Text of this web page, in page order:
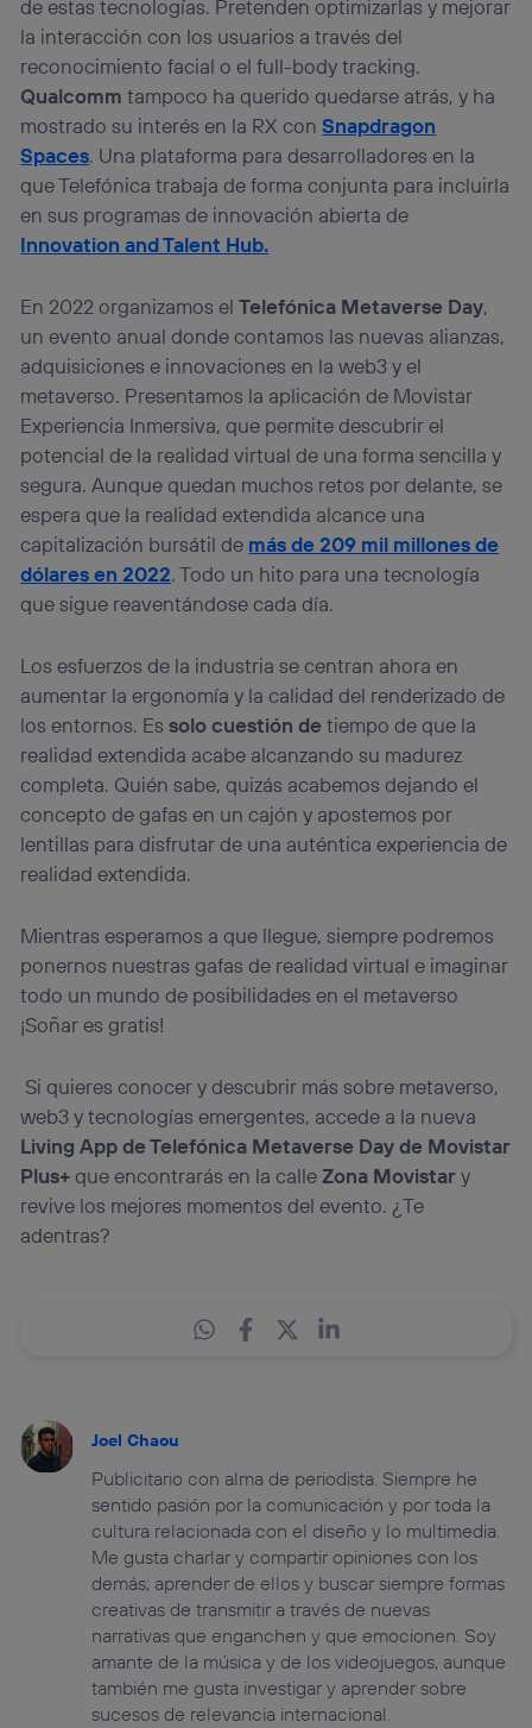
de estas tecnologías. Pretenden optimizarlas y mejorar
la interacción con los usuarios a través del
reconocimiento facial o el full-body tracking.
Qualcomm tampoco ha querido quedarse atrás, y ha
mostrado su interés en la RX conSnapdragon
Spaces. Una plataforma para desarrolladores en la
que Telefónica trabaja de forma conjunta para incluirla
en sus programas de innovación abierta de
Innovation and Talent Hub.
En 2022 organizamos elTelefónica Metaverse Day,
un evento anual donde contamos las nuevas alianzas,
adquisiciones e innovaciones en la web3 y el
metaverso. Presentamos la aplicación de Movistar
Experiencia Inmersiva, que permite descubrir el
potencial de la realidad virtual de una forma sencilla y
segura. Aunque quedan muchos retos por delante, se
espera que la realidad extendida alcance una
capitalización bursátil de más de 209 mil millones de
dólares en 2022. Todo un hito para una tecnología
que sigue reaventándose cada día.
Los esfuerzos de la industria se centran ahora en
aumentar la ergonomía y la calidad del renderizado de
los entornos. Es solo cuestión detiempo de que la
realidad extendida acabe alcanzando su madurez
completa. Quién sabe, quizás acabemos dejando el
concepto de gafas en un cajón y apostemos por
lentillas para disfrutar de una auténtica experiencia de
realidad extendida.
Mientras esperamos a que llegue, siempre podremos
ponernos nuestras gafas de realidad virtual e imaginar
todo un mundo de posibilidades en el metaverso
¡Soñar es gratis!
Si quieres conocer y descubrir más sobre metaverso,
web3 y tecnologías emergentes, accede a la nueva
Living App de Telefónica Metaverse Day de Movistar
Plus+que encontrarás en la calleZona Movistary
revive los mejores momentos del evento. ¿Te
adentras?
Joel Chaou
Publicitario con alma de periodista. Siempre he
sentido pasión por la comunicación y por toda la
cultura relacionada con el diseño y lo multimedia.
Me gusta charlar y compartir opiniones con los
demás; aprender de ellos y buscar siempre formas
creativas de transmitir a través de nuevas
narrativas que enganchen y que emocionen. Soy
amante de la música y de los videojuegos, aunque
también me gusta investigar y aprender sobre
sucesos de relevancia internacional.